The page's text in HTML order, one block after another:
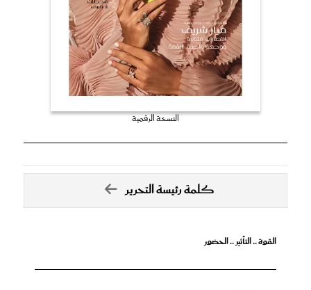
النسخة الرقمية
كلمة رئيسة التحرير
القوة .. التأثير .. الحضور